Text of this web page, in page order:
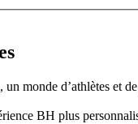
monde d’athlètes et
BH plus